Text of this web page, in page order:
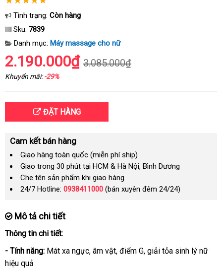
Tình trạng: Còn hàng
Sku: 7839
Danh mục: Máy massage cho nữ
2.190.000₫ 3.085.000₫
Khuyến mãi:-29%
ĐẶT HÀNG
Cam kết bán hàng
Giao hàng toàn quốc (miễn phí ship)
Giao trong 30 phút tại HCM & Hà Nội, Bình Dương
Che tên sản phẩm khi giao hàng
24/7 Hotline: 0938411000 (bán xuyên đêm 24/24)
Mô tả chi tiết
Thông tin chi tiết:
- Tính năng: Mát xa ngựckhách
, âm vậtđịa
, điểm Gnước
, giải tỏa sinh lý nữ
hiệu quả